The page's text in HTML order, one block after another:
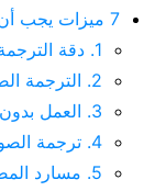
7 ميزات يجب أن تبحث عنها في تطبيق ترجمة عربي الماني
1. دقة الترجمة وفهم السياق
2. الترجمة الصوتية والفورية وجودة التعرف على الكلام
3. العمل بدون إنترنت Offline
4. ترجمة الصور والمستندات والحفاظ على التنسيق
5. مسارد المصطلحات والتخصيص وذاكرة الترجمة